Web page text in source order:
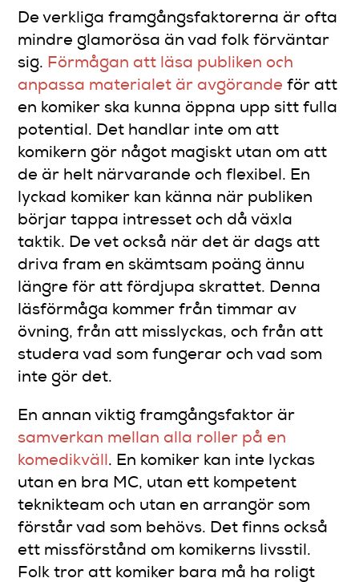
De verkliga framgångsfaktorerna är ofta
mindre glamorösa än vad folk förväntar
sig. Förmågan att läsa publiken och
anpassa materialet är avgörande för att
en komiker ska kunna öppna upp sitt fulla
potential. Det handlar inte om att
komikern gör något magiskt utan om att
de är helt närvarande och flexibel. En
lyckad komiker kan känna när publiken
börjar tappa intresset och då växla
taktik. De vet också när det är dags att
driva fram en skämtsam poäng ännu
längre för att fördjupa skrattet. Denna
läsförmåga kommer från timmar av
övning, från att misslyckas, och från att
studera vad som fungerar och vad som
inte gör det.
En annan viktig framgångsfaktor är
samverkan mellan alla roller på en
komedikväll . En komiker kan inte lyckas
utan en bra MC, utan ett kompetent
teknikteam och utan en arrangör som
förstår vad som behövs. Det finns också
ett missförstånd om komikerns livsstil.
Folk tror att komiker bara må ha roligt